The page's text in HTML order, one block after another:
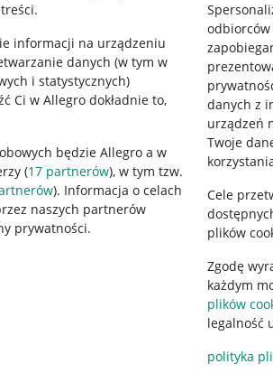
informacji na urządzeniu
danych (w tym w
i statystycznych)
Ci w Allegro dokładnie to,
będzie Allegro a w
(17 partnerów), w tym tzw.
). Informacja o celach
naszych partnerów
prywatności.
odbiorców
danych z
urządzeń
Twoje
Cele
plików
Zgodę
każdym
plików
legalność
polityka
Regulamin
Polityka plików "cookies"
Ustawienia plików "cookies"
Udostępnianie lokalizacji
Informacje dla Aktu o Usługach